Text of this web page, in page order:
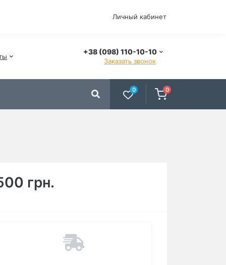
Личный кабинет
+38 (098) 110-10-10
Заказать звонок
0 0
грн.